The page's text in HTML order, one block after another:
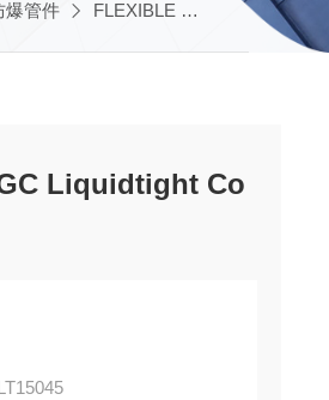
爆管件 FLEXIBLE UL管和液密接头
Liquidtight Co